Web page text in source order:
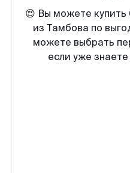
😍 Вы можете купить
из Тамбова по
можете выбрать
если уже